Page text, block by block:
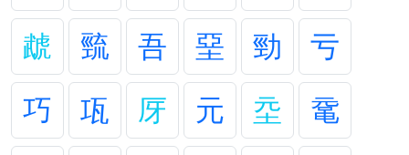
虣
巰 吾 堊 勁
亏
巧
瓨 厊 元 坖
鼋